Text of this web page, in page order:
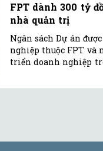
FPT dành 300 tỷ
nhà quản trị
Ngân sách Dự án
nghiệp thuộc FPT và
triển doanh nghiệp